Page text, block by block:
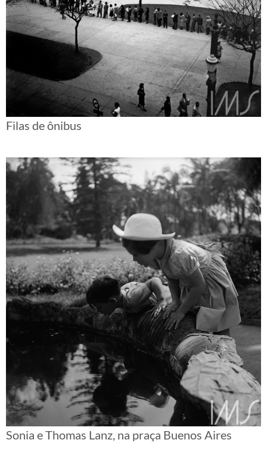
Filas de ônibus
Sonia e Thomas Lanz, na praça Buenos Aires